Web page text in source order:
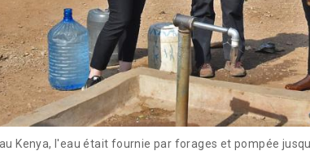
Kenya, l'eau était fournie par forages et pompée